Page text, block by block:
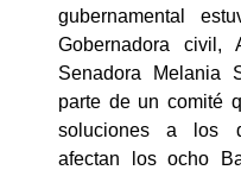
gubernamental
Gobernadora
Senadora Melania
parte de un comité
soluciones a los
afectan los ocho